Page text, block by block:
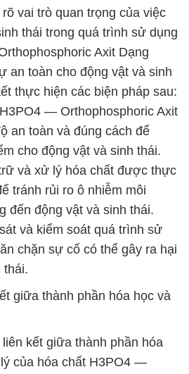
vai trò quan trọng của việc
thái trong quá trình sử dụng
Axit Dạng
an toàn cho động vật và sinh
thực hiện các biện pháp sau:
— Orthophosphoric Axit
an toàn và đúng cách để
cho động vật và sinh thái.
và xử lý hóa chất được thực
tránh rủi ro ô nhiễm môi
đến động vật và sinh thái.
và kiểm soát quá trình sử
chặn sự cố có thể gây ra hại
thái.
giữa thành phần hóa học và
kết giữa thành phần hóa
của hóa chất H3PO4 —